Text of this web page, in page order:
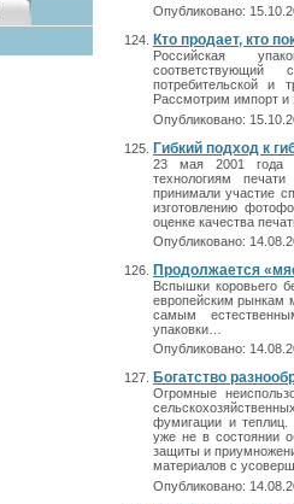
Опубликовано:
Кто продает, кто
Российская
потребительской и
Рассмотрим импорт
Опубликовано:
Гибкий подход к
23 мая 2001 года
технологиям
принимали участие
изготовлению
оценке качества
Опубликовано:
Продолжается
Вспышки коровьего
европейским рынкам
самым
упаковки…
Опубликовано:
Богатство
Огромные
фумигации и
уже не в состоянии
защиты и
материалов с
Опубликовано: